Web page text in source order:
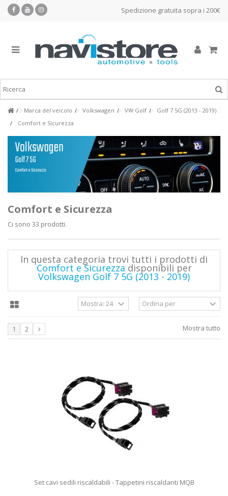
Spedizione gratuita sopra i 200€
Marca del veicolo Volkswagen VW Golf
Golf 7 5G (2013 - 2019)
Comfort e Sicurezza
Comfort e Sicurezza
Ci sono 33 prodotti.
In questa categoria trovi tutti i prodotti di
Comfort e Sicurezza disponibili per
Volkswagen Golf 7 5G (2013 - 2019)
Mostra tutto
1 2
Set cavi sedili riscaldabili - Tappetini riscaldanti MQB